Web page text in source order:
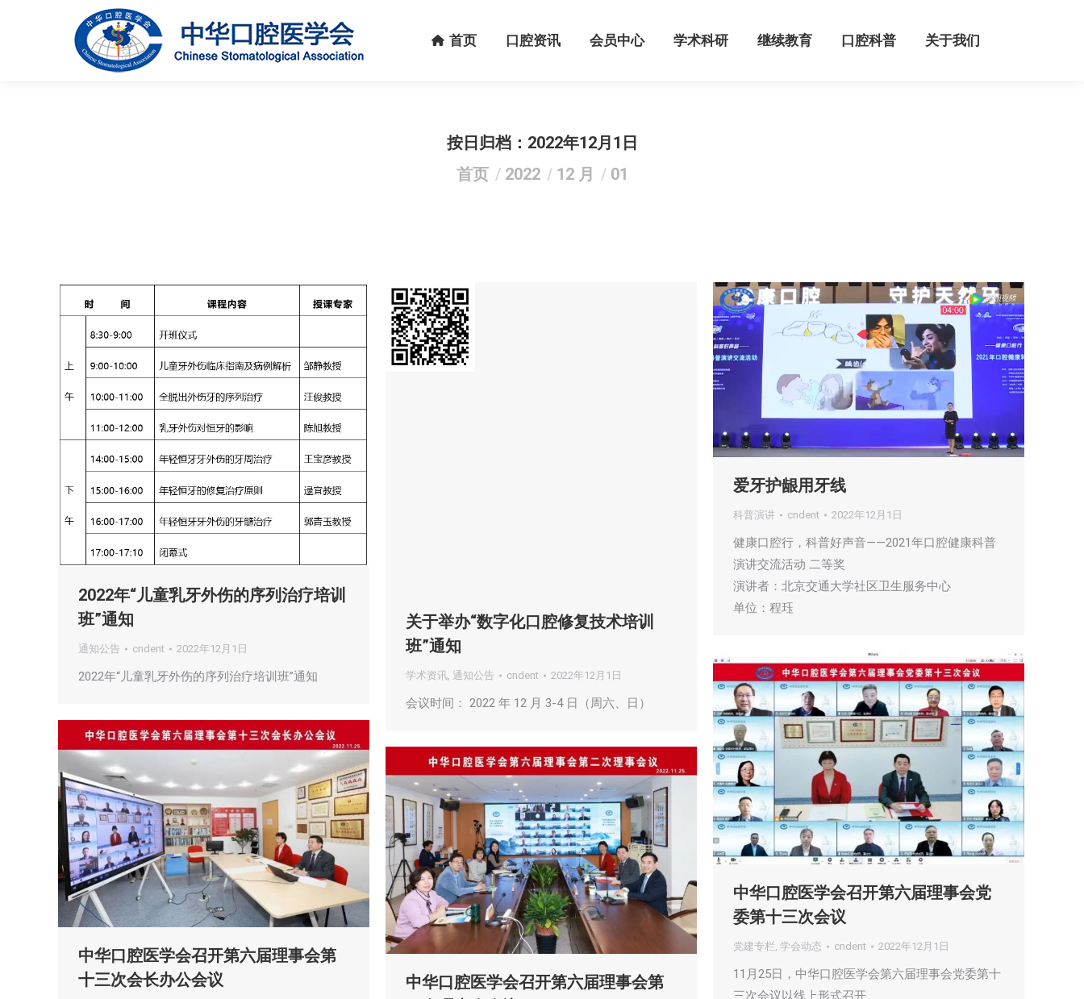
首页 口腔资讯 会员中心 学术科研 继续教育 口腔科普 关于我们
按日归档： 2022年12月1日
您在这里：
首页 2022 12 月 01
2022年“儿童乳牙外伤的序列治疗培训
班”通知
通知公告 cndent 2022年12月1日
2022年“儿童乳牙外伤的序列治疗培训班”通知
关于举办“数字化口腔修复技术培训
班”通知
学术资讯, 通知公告 cndent 2022年12月1日
会议时间： 2022 年 12 月 3-4 日（周六、日）
爱牙护龈用牙线
科普演讲 cndent 2022年12月1日
健康口腔行，科普好声音——2021年口腔健康科普
演讲交流活动 二等奖
演讲者：北京交通大学社区卫生服务中心
单位：程珏
中华口腔医学会召开第六届理事会党
委第十三次会议
党建专栏, 学会动态 cndent 2022年12月1日
11月25日，中华口腔医学会第六届理事会党委第十
三次会议以线上形式召开
中华口腔医学会召开第六届理事会第
十三次会长办公会议
中华口腔医学会召开第六届理事会第